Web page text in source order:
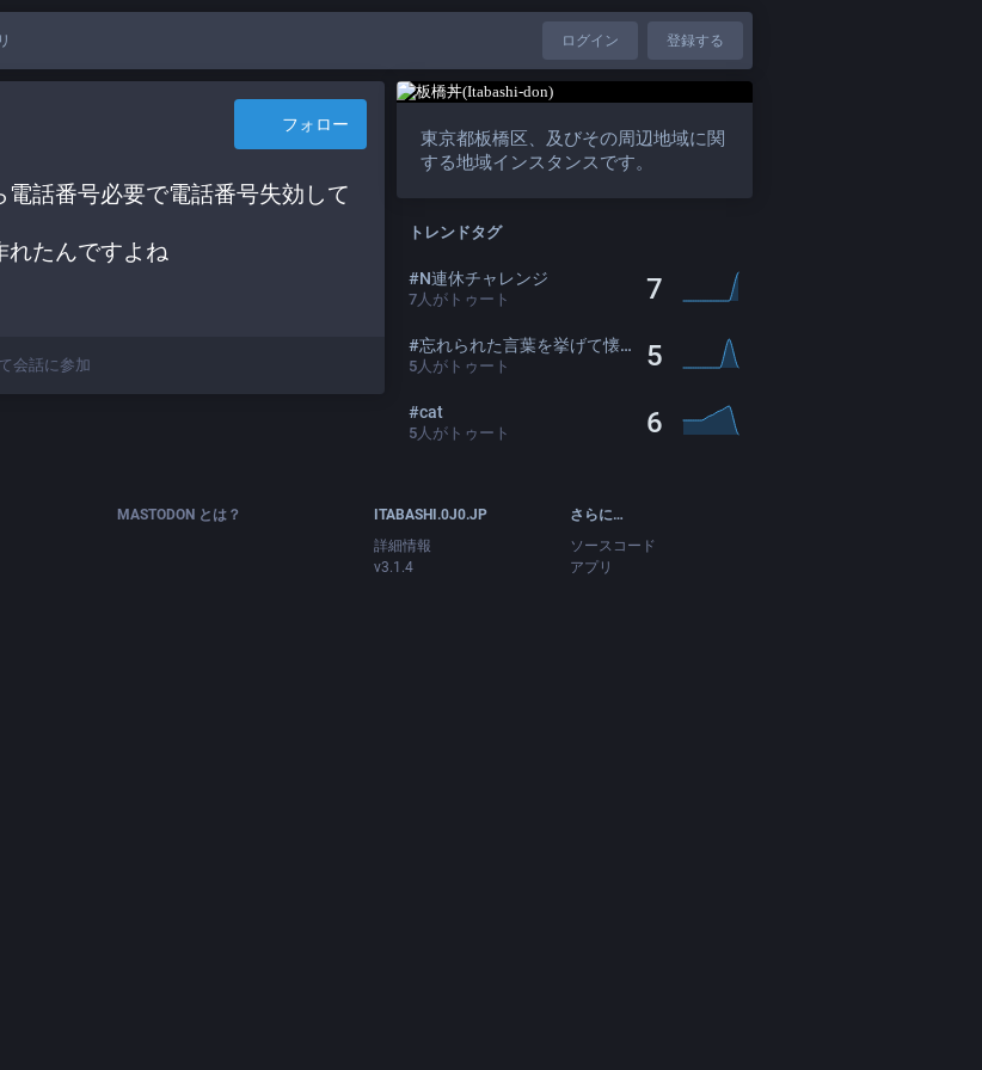
ログイン 登録する
フォロー
話番号必要で電話番号失効して
れたんですよね
会話に参加
東京都板橋区、及びその周辺地域に関
する地域インスタンスです。
トレンドタグ
#N連休チャレンジ
7人がトゥート 7
#忘れられた言葉を挙げて懐かしくさせた人が優勝
5人がトゥート 5
#cat
5人がトゥート 6
MASTODON とは？
ITABASHI.0J0.JP
詳細情報
v3.1.4
さらに…
ソースコード
アプリ